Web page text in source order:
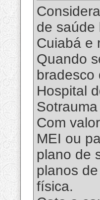
de saúde
Cuiabá e
Quando
bradesco
Hospital
Com
MEI ou
plano de
planos
física.